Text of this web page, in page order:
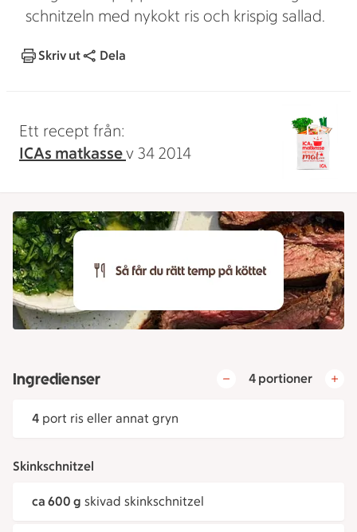
schnitzeln med nykokt ris och krispig sallad.
Skriv ut Dela
Ett recept från:
ICAs matkassev 34 2014
Ingredienser 4 portioner
4 port ris eller annat gryn
Skinkschnitzel
ca 600 g skivad skinkschnitzel